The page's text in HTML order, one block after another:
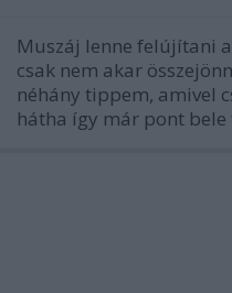
Muszáj lenne felújítani
csak nem akar
néhány tippem, amivel
hátha így már pont